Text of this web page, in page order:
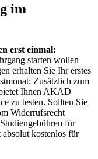
im
erst einmal:
starten wollen
erhalten Sie Ihr erstes
Zusätzlich zum
Ihnen AKAD
zu testen. Sollten Sie
Widerrufsrecht
für
absolut kostenlos für